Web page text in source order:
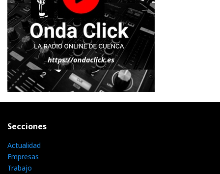
Secciones
Actualidad
Empresas
Trabajo